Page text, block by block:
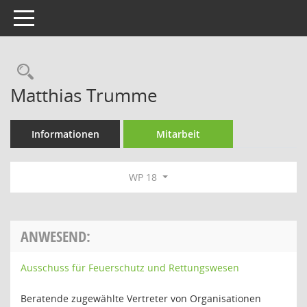
Toggle navigation
Rechercheauswahl
Matthias Trumme
Informationen Mitarbeit
WP 18
ANWESEND:
Ausschuss für Feuerschutz und Rettungswesen
Beratende zugewählte Vertreter von Organisationen